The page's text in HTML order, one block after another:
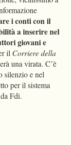
i conti con il
a inserire nel
giovani e
il Corriere della
una virata. C’è
silenzio e nel
per il sistema
Fdi.